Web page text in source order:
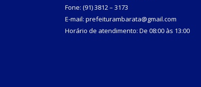
Fone: (91) 3812 – 3173
E-mail: prefeiturambarata@gmail.com
Horário de atendimento: De 08:00 às 13:00